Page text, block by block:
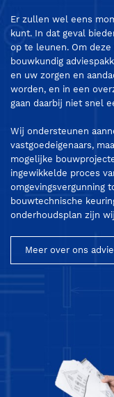
Er zullen wel eens
kunt. In dat geval
op te leunen. Om
bouwkundig
en uw zorgen en
worden, en in een
gaan daarbij niet snel
Wij ondersteunen
vastgoedeigenaars,
mogelijke
ingewikkelde proces
omgevingsvergunning
bouwtechnische
onderhoudsplan zijn
Meer over ons